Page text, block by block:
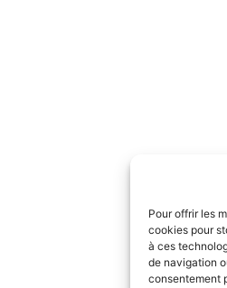
Pour offrir les
cookies pour
à ces
de navigation
consentement